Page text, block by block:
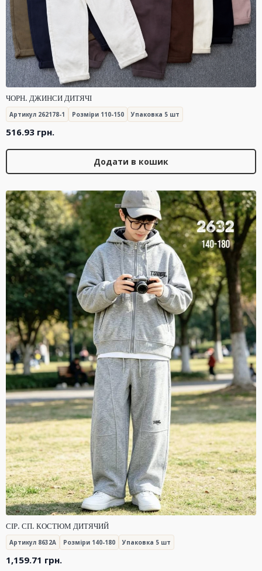
ЧОРН. ДЖИНСИ ДИТЯЧІ
Артикул 262178-1 Розміри 110-150 Упаковка 5 шт
516.93 грн.
Додати в кошик
СІР. СП. КОСТЮМ ДИТЯЧИЙ
Артикул 8632A Розміри 140-180 Упаковка 5 шт
1,159.71 грн.